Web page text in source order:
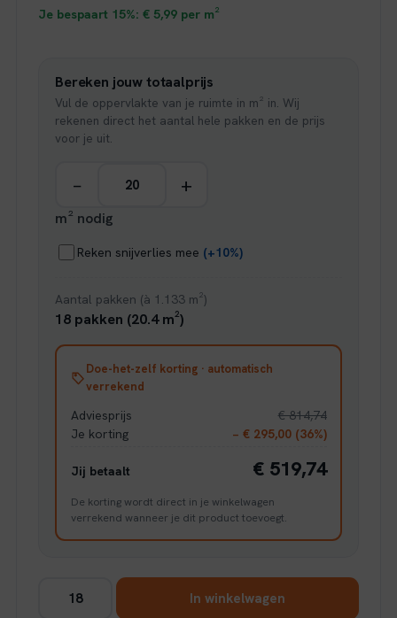
prijs
€ 39,95.
prijs
€ 33,96.
Je bespaart 15%: € 5,99 per m²
Bereken jouw totaalprijs
Vul de oppervlakte van je ruimte in m² in. Wij
rekenen direct het aantal hele pakken en de prijs
voor je uit.
− +
m² nodig
Reken snijverlies mee (+10%)
Aantal pakken (à 1.133 m²)
18 pakken (20.4 m²)
Doe-het-zelf korting · automatisch
verrekend
Adviesprijs
€ 814,74
Je korting
− € 295,00 (36%)
Jij betaalt € 519,74
De korting wordt direct in je winkelwagen
verrekend wanneer je dit product toevoegt.
Spigato
In winkelwagen